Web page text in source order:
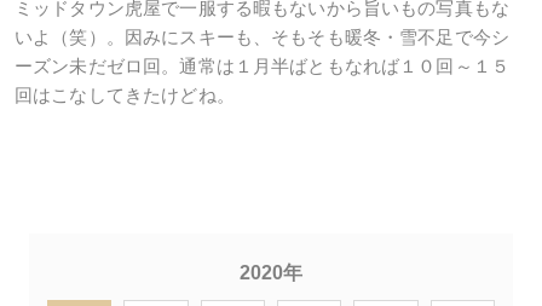
ミッドタウン虎屋で一服する暇もないから旨いもの写真もな
いよ（笑）。因みにスキーも、そもそも暖冬・雪不足で今シ
ーズン未だゼロ回。通常は１月半ばともなれば１０回～１５
回はこなしてきたけどね。
2020年